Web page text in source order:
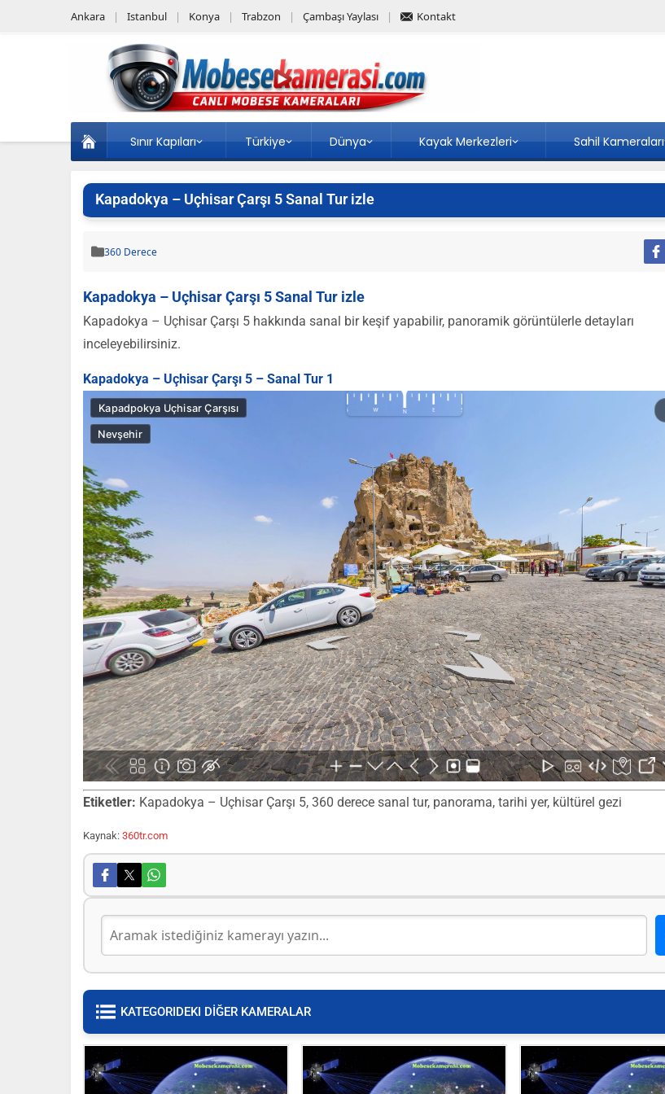
Ankara Istanbul Konya Trabzon Çambaşı Yaylası Kontakt
Sınır Kapıları Türkiye Dünya Kayak Merkezleri Sahil Kameraları
Kapadokya – Uçhisar Çarşı 5 Sanal Tur izle
360 Derece
Kapadokya – Uçhisar Çarşı 5 Sanal Tur izle
Kapadokya – Uçhisar Çarşı 5 hakkında sanal bir keşif yapabilir, panoramik görüntülerle detayları
inceleyebilirsiniz.
Kapadokya – Uçhisar Çarşı 5 – Sanal Tur 1
Etiketler: Kapadokya – Uçhisar Çarşı 5, 360 derece sanal tur, panorama, tarihi yer, kültürel gezi
Kaynak: 360tr.com
KATEGORIDEKI DİĞER KAMERALAR